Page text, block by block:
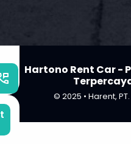
Hartono Rent Car -
© 2025 • Harent,